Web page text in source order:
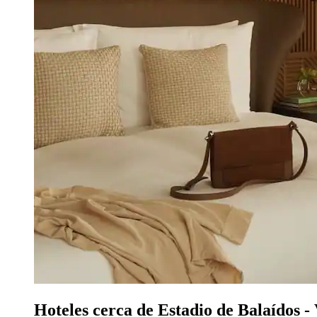
Hoteles cerca de Estadio de Balaídos -